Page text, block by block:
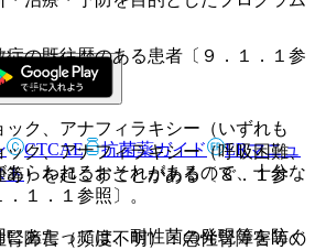
の既往歴のある患者〔９．１．１参
らわれるおそれがあるので、十分な
１．１参照〕。
あたっては、耐性菌の発現等を防ぐ
作用
ク、アナフィラキシー（いずれも
ク、アナフィラキシー（呼吸困難、
）を起こすことがある〔８．１参
障害（頻度不明）：急性腎障害等の
CTCAE 抗菌薬ガイド
ERマニュ
ト